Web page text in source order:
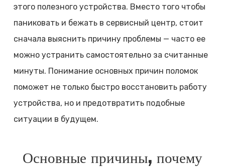
этого полезного устройства. Вместо того чтобы
паниковать и бежать в сервисный центр, стоит
сначала выяснить причину проблемы — часто ее
можно устранить самостоятельно за считанные
минуты. Понимание основных причин поломок
поможет не только быстро восстановить работу
устройства, но и предотвратить подобные
ситуации в будущем.
Основные причины, почему